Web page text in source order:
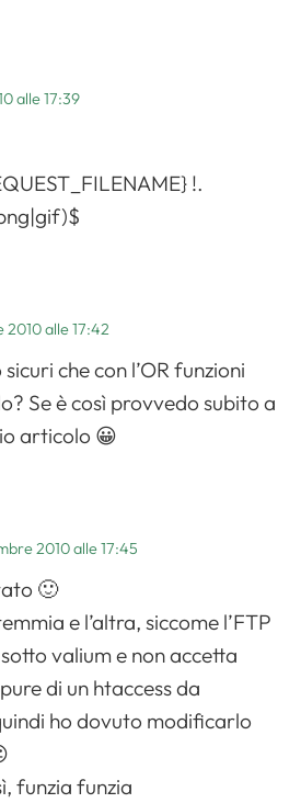
alle 17:39
!.
alle 17:42
che con l’OR funzioni
Se è così provvedo subito a
articolo 😀
2010 alle 17:45
🙂
e l’altra, siccome l’FTP
valium e non accetta
di un htaccess da
ho dovuto modificarlo
funzia funzia